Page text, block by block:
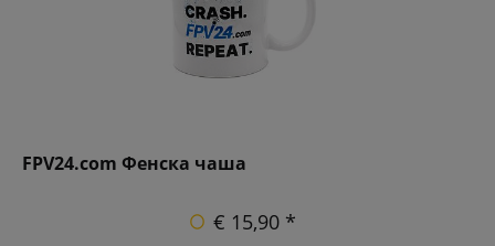
FPV24.com Фенска чаша
€ 15,90 *